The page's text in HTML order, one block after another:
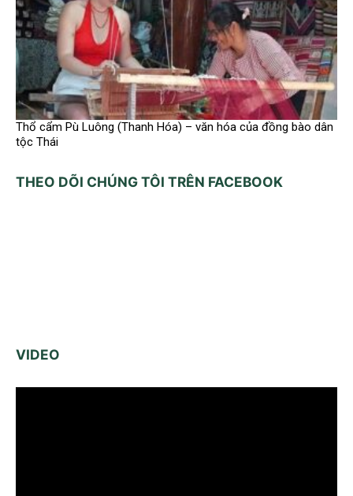
Thổ cẩm Pù Luông (Thanh Hóa) – văn hóa của đồng bào dân
tộc Thái
THEO DÕI CHÚNG TÔI TRÊN FACEBOOK
VIDEO